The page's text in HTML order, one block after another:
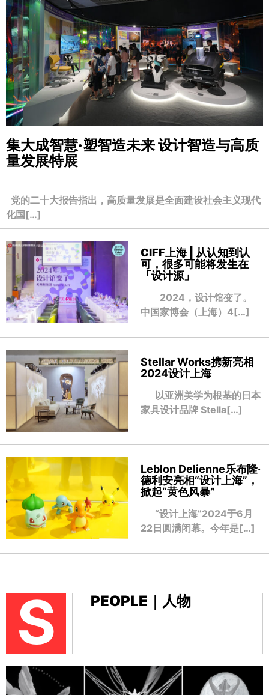
集大成智慧·塑智造未来设计智造与高质
量发展特展
党的二十大报告指出，高质量发展是全面建设社会主义现代
化国[…]
CIFF上海 | 从认知到认
可，很多可能将发生在
「设计源」
2024，设计馆变了。
中国家博会（上海）4[…]
Stellar Works携新亮相
2024设计上海
以亚洲美学为根基的日本
家具设计品牌 Stella[…]
Leblon Delienne乐布隆·
德利安亮相“设计上海”，
掀起“黄色风暴”
“设计上海”2024于6月
22日圆满闭幕。今年是[…]
S PEOPLE｜人物